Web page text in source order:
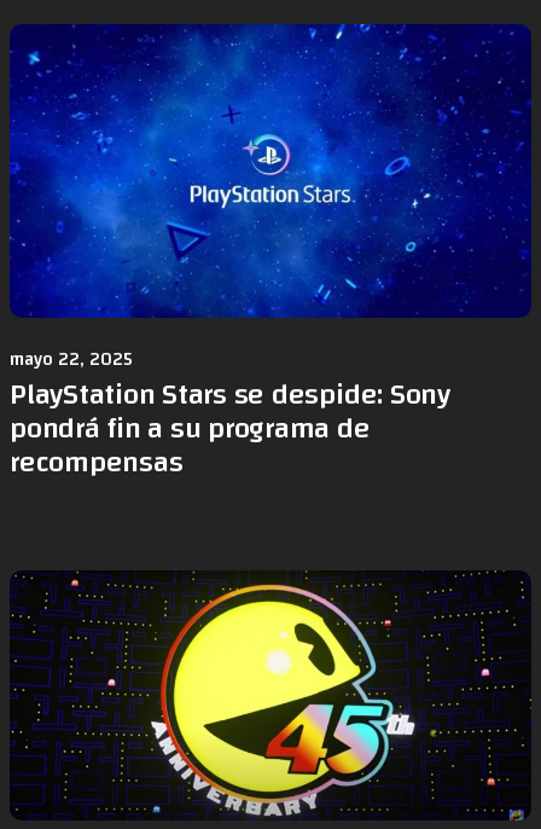
mayo 22, 2025
PlayStation Stars se despide: Sony
pondrá fin a su programa de
recompensas